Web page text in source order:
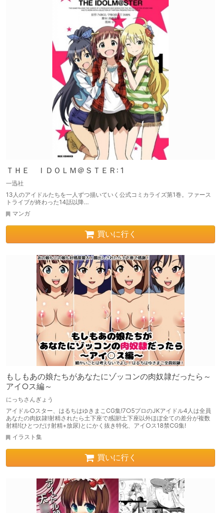
ＴＨＥ ＩＤＯＬＭ＠ＳＴＥＲ: 1
一迅社
13人のアイドルたちを一人ずつ描いていく公式コミカライズ第1巻。ファース
トライブが終わった14話以降…
マンガ
買いに行く
もしもあの娘たちがあなたにゾッコンの肉奴隷だったら～
アイ○ス編～
にっちさんぎょう
アイドル○スター、はるちはゆきまこCG集!7○5プロのJKアイドル4人は全員
あなたの肉奴隷!射精されたら土下座で感謝!土下座以外ほぼ全ての差分が複数
射精!(ひとつだけ射精+放尿)とにかく抜き特化、アイ○ス18禁CG集!
イラスト集
買いに行く